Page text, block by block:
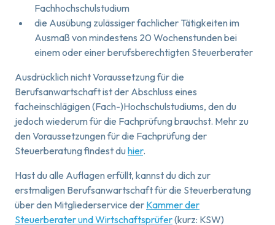
Fachhochschulstudium
die Ausübung zulässiger fachlicher Tätigkeiten im
Ausmaß von mindestens 20 Wochenstunden bei
einem oder einer berufsberechtigten Steuerberater
Ausdrücklich nicht Voraussetzung für die
Berufsanwartschaft ist der Abschluss eines
facheinschlägigen (Fach-)Hochschulstudiums, den du
jedoch wiederum für die Fachprüfung brauchst. Mehr zu
den Voraussetzungen für die Fachprüfung der
Steuerberatung findest duhier.
Hast du alle Auflagen erfüllt, kannst du dich zur
erstmaligen Berufsanwartschaft für die Steuerberatung
über den Mitgliederservice der Kammer der
Steuerberaterund Wirtschaftsprüfer(kurz: KSW)